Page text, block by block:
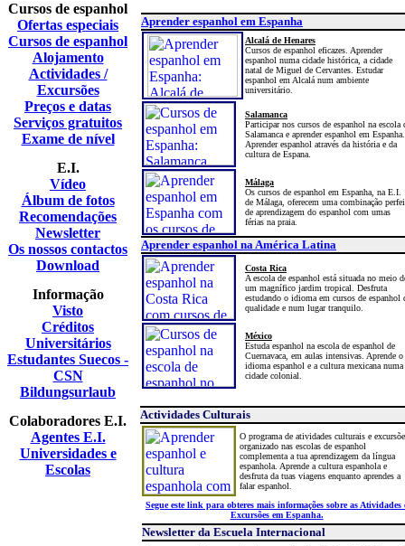
Cursos de espanhol
Ofertas especiais
Cursos de espanhol
Alojamento
Actividades /
Excursões
Preços e datas
Serviços gratuitos
Exame de nível
E.I.
Vídeo
Álbum de fotos
Recomendações
Newsletter
Os nossos contactos
Download
Informação
Visto
Créditos
Universitários
Estudantes Suecos -
CSN
Bildungsurlaub
Colaboradores E.I.
Agentes E.I.
Universidades e
Escolas
Aprender espanhol em Espanha
Alcalá de Henares
Cursos de espanhol eficazes. Aprender
espanhol numa cidade histórica, a cidade
natal de Miguel de Cervantes. Estudar
espanhol em Alcalá num ambiente
universitário.
Salamanca
Participar nos cursos de espanhol na escola
Salamanca e aprender espanhol em Espanha.
Aprender espanhol através da história e da
cultura de Espana.
Málaga
Os cursos de espanhol em Espanha, na E.I.
de Málaga, oferecem uma combinação
de aprendizagem do espanhol com umas
férias na praia.
Aprender espanhol na América Latina
Costa Rica
A escola de espanhol está situada no meio
um magnífico jardim tropical. Desfruta
estudando o idioma em cursos de espanhol
qualidade e num lugar tranquilo
México
Estuda espanhol na escola de espanhol de
Cuernavaca, em aulas intensivas. Aprende o
idioma espanhol e a cultura mexicana numa
cidade colonial.
Actividades Culturais
O programa de atividades culturais e excursõ
organizado nas escolas de espanhol
complementa a tua aprendizagem da língua
espanhola. Aprende a cultura espanhola e
desfruta da tuas viagens enquanto aprendes a
falar espanhol.
Segue este link para obteres mais informações sobre as Atividades
Excursões em Espanha.
Newsletter da Escuela Internacional